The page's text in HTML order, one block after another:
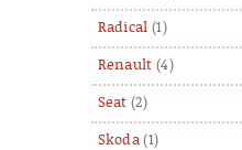
Radical (1)
Renault (4)
Seat (2)
Skoda (1)